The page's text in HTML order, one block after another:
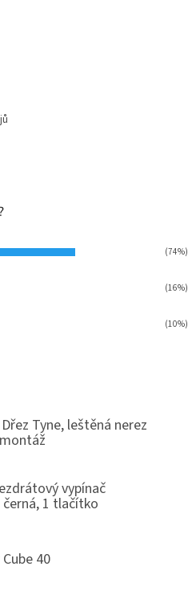
(74%)
(16%)
(10%)
Tyne, leštěná nerez
je 5 z 5 hvězdiček.
vypínač
1 tlačítko
je 4 z 5 hvězdiček.
40
je 3 z 5 hvězdiček.